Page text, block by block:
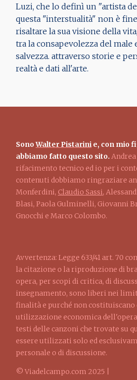
Luzi, che lo definì un "artista
questa "interstualità" non è fine
risaltare la sua visione della
tra la consapevolezza del male
salvezza. attraverso storie e
realtà e dati all'arte.
SonoWalter Pistarini e, con mio
abbiamo fatto questo sito.
rifacimento tecnico ed io per i
contenuti dobbiamo ringraziare
Monferdini, Claudio Sassi,
Blasi, Paola Gulminelli, Giovanni
Gnocchi e Marco Colombo.
Avvertenza: Legge 633/41 art. 70
la citazione o la riproduzione di
opera, per scopi di critica, di
insegnamento, sono liberi nei
finalità e purché non
utilizzazione economica
testi delle canzoni che trovate su
essere utilizzati solo ed
personale o di discussione.
© Viadelcampo.com 2025 |